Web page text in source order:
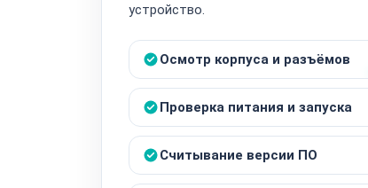
устройство.
Осмотр корпуса и разъёмов
Проверка питания и запуска
Считывание версии ПО